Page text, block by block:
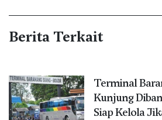
Berita Terkait
Terminal
Kunjung
Siap Kelola